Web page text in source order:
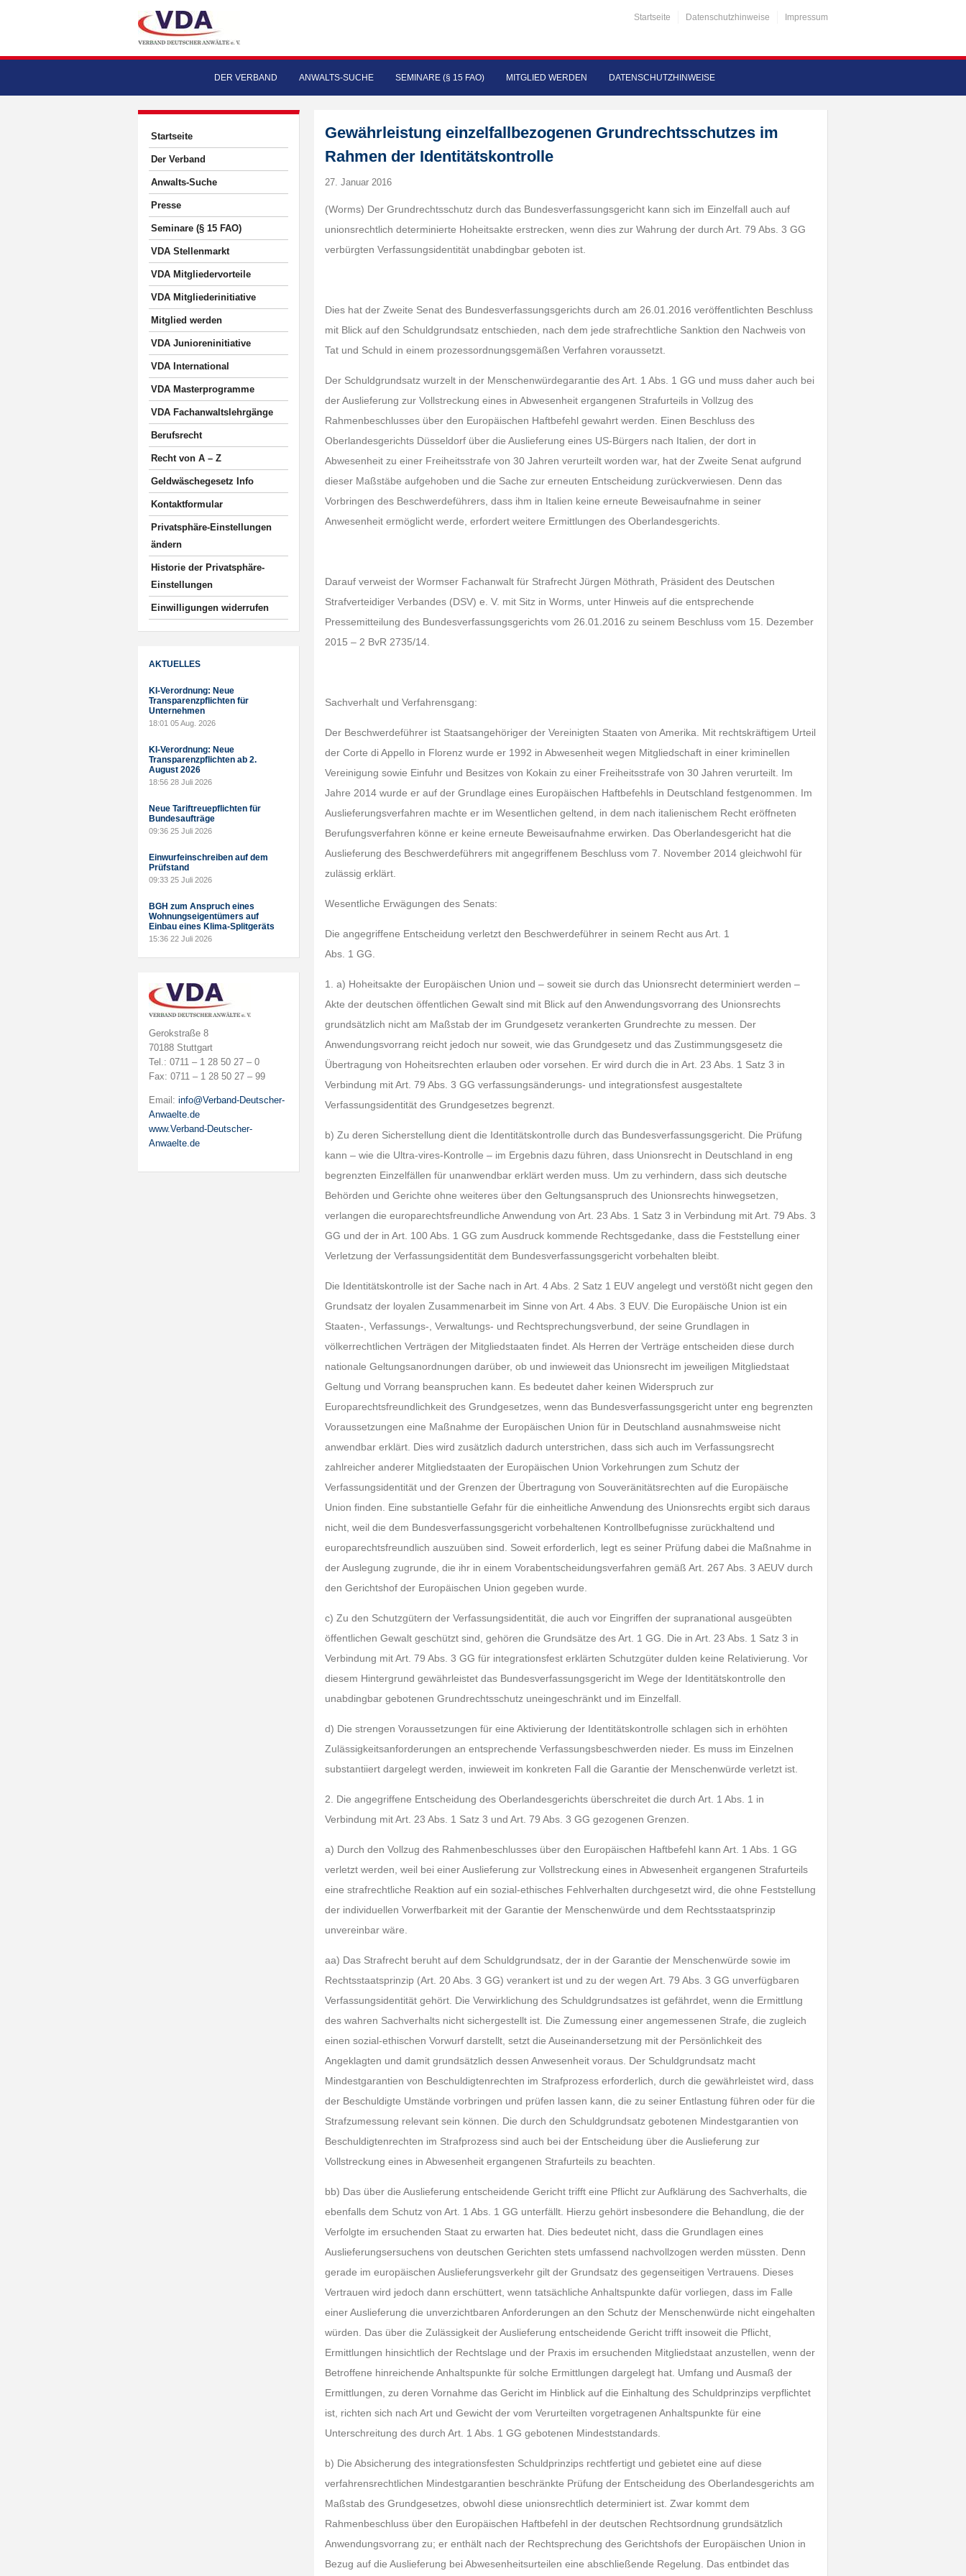
Startseite Datenschutzhinweise Impressum
DER VERBAND ANWALTS-SUCHE SEMINARE (§ 15 FAO) MITGLIED WERDEN DATENSCHUTZHINWEISE
Startseite
Der Verband
Anwalts-Suche
Presse
Seminare (§ 15 FAO)
VDA Stellenmarkt
VDA Mitgliedervorteile
VDA Mitgliederinitiative
Mitglied werden
VDA Junioreninitiative
VDA International
VDA Masterprogramme
VDA Fachanwaltslehrgänge
Berufsrecht
Recht von A – Z
Geldwäschegesetz Info
Kontaktformular
Privatsphäre-Einstellungen
ändern
Historie der Privatsphäre-
Einstellungen
Einwilligungen widerrufen
AKTUELLES
KI-Verordnung: Neue
Transparenzpflichten für
Unternehmen
18:01 05 Aug. 2026
KI-Verordnung: Neue
Transparenzpflichten ab 2.
August 2026
18:56 28 Juli 2026
Neue Tariftreuepflichten für
Bundesaufträge
09:36 25 Juli 2026
Einwurfeinschreiben auf dem
Prüfstand
09:33 25 Juli 2026
BGH zum Anspruch eines
Wohnungseigentümers auf
Einbau eines Klima-Splitgeräts
15:36 22 Juli 2026
Gerokstraße 8
70188 Stuttgart
Tel.: 0711 – 1 28 50 27 – 0
Fax: 0711 – 1 28 50 27 – 99
Email: info@Verband-Deutscher-
Anwaelte.de
www.Verband-Deutscher-
Anwaelte.de
Gewährleistung einzelfallbezogenen Grundrechtsschutzes im
Rahmen der Identitätskontrolle
27. Januar 2016
(Worms) Der Grundrechtsschutz durch das Bundesverfassungsgericht kann sich im Einzelfall auch auf
unionsrechtlich determinierte Hoheitsakte erstrecken, wenn dies zur Wahrung der durch Art. 79 Abs. 3 GG
verbürgten Verfassungsidentität unabdingbar geboten ist.
Dies hat der Zweite Senat des Bundesverfassungsgerichts durch am 26.01.2016 veröffentlichten Beschluss
mit Blick auf den Schuldgrundsatz entschieden, nach dem jede strafrechtliche Sanktion den Nachweis von
Tat und Schuld in einem prozessordnungsgemäßen Verfahren voraussetzt.
Der Schuldgrundsatz wurzelt in der Menschenwürdegarantie des Art. 1 Abs. 1 GG und muss daher auch bei
der Auslieferung zur Vollstreckung eines in Abwesenheit ergangenen Strafurteils in Vollzug des
Rahmenbeschlusses über den Europäischen Haftbefehl gewahrt werden. Einen Beschluss des
Oberlandesgerichts Düsseldorf über die Auslieferung eines US-Bürgers nach Italien, der dort in
Abwesenheit zu einer Freiheitsstrafe von 30 Jahren verurteilt worden war, hat der Zweite Senat aufgrund
dieser Maßstäbe aufgehoben und die Sache zur erneuten Entscheidung zurückverwiesen. Denn das
Vorbringen des Beschwerdeführers, dass ihm in Italien keine erneute Beweisaufnahme in seiner
Anwesenheit ermöglicht werde, erfordert weitere Ermittlungen des Oberlandesgerichts.
Darauf verweist der Wormser Fachanwalt für Strafrecht Jürgen Möthrath, Präsident des Deutschen
Strafverteidiger Verbandes (DSV) e. V. mit Sitz in Worms, unter Hinweis auf die entsprechende
Pressemitteilung des Bundesverfassungsgerichts vom 26.01.2016 zu seinem Beschluss vom 15. Dezember
2015 – 2 BvR 2735/14.
Sachverhalt und Verfahrensgang:
Der Beschwerdeführer ist Staatsangehöriger der Vereinigten Staaten von Amerika. Mit rechtskräftigem Urteil
der Corte di Appello in Florenz wurde er 1992 in Abwesenheit wegen Mitgliedschaft in einer kriminellen
Vereinigung sowie Einfuhr und Besitzes von Kokain zu einer Freiheitsstrafe von 30 Jahren verurteilt. Im
Jahre 2014 wurde er auf der Grundlage eines Europäischen Haftbefehls in Deutschland festgenommen. Im
Auslieferungsverfahren machte er im Wesentlichen geltend, in dem nach italienischem Recht eröffneten
Berufungsverfahren könne er keine erneute Beweisaufnahme erwirken. Das Oberlandesgericht hat die
Auslieferung des Beschwerdeführers mit angegriffenem Beschluss vom 7. November 2014 gleichwohl für
zulässig erklärt.
Wesentliche Erwägungen des Senats:
Die angegriffene Entscheidung verletzt den Beschwerdeführer in seinem Recht aus Art. 1
Abs. 1 GG.
1. a) Hoheitsakte der Europäischen Union und – soweit sie durch das Unionsrecht determiniert werden –
Akte der deutschen öffentlichen Gewalt sind mit Blick auf den Anwendungsvorrang des Unionsrechts
grundsätzlich nicht am Maßstab der im Grundgesetz verankerten Grundrechte zu messen. Der
Anwendungsvorrang reicht jedoch nur soweit, wie das Grundgesetz und das Zustimmungsgesetz die
Übertragung von Hoheitsrechten erlauben oder vorsehen. Er wird durch die in Art. 23 Abs. 1 Satz 3 in
Verbindung mit Art. 79 Abs. 3 GG verfassungsänderungs- und integrationsfest ausgestaltete
Verfassungsidentität des Grundgesetzes begrenzt.
b) Zu deren Sicherstellung dient die Identitätskontrolle durch das Bundesverfassungsgericht. Die Prüfung
kann – wie die Ultra-vires-Kontrolle – im Ergebnis dazu führen, dass Unionsrecht in Deutschland in eng
begrenzten Einzelfällen für unanwendbar erklärt werden muss. Um zu verhindern, dass sich deutsche
Behörden und Gerichte ohne weiteres über den Geltungsanspruch des Unionsrechts hinwegsetzen,
verlangen die europarechtsfreundliche Anwendung von Art. 23 Abs. 1 Satz 3 in Verbindung mit Art. 79 Abs. 3
GG und der in Art. 100 Abs. 1 GG zum Ausdruck kommende Rechtsgedanke, dass die Feststellung einer
Verletzung der Verfassungsidentität dem Bundesverfassungsgericht vorbehalten bleibt.
Die Identitätskontrolle ist der Sache nach in Art. 4 Abs. 2 Satz 1 EUV angelegt und verstößt nicht gegen den
Grundsatz der loyalen Zusammenarbeit im Sinne von Art. 4 Abs. 3 EUV. Die Europäische Union ist ein
Staaten-, Verfassungs-, Verwaltungs- und Rechtsprechungsverbund, der seine Grundlagen in
völkerrechtlichen Verträgen der Mitgliedstaaten findet. Als Herren der Verträge entscheiden diese durch
nationale Geltungsanordnungen darüber, ob und inwieweit das Unionsrecht im jeweiligen Mitgliedstaat
Geltung und Vorrang beanspruchen kann. Es bedeutet daher keinen Widerspruch zur
Europarechtsfreundlichkeit des Grundgesetzes, wenn das Bundesverfassungsgericht unter eng begrenzten
Voraussetzungen eine Maßnahme der Europäischen Union für in Deutschland ausnahmsweise nicht
anwendbar erklärt. Dies wird zusätzlich dadurch unterstrichen, dass sich auch im Verfassungsrecht
zahlreicher anderer Mitgliedstaaten der Europäischen Union Vorkehrungen zum Schutz der
Verfassungsidentität und der Grenzen der Übertragung von Souveränitätsrechten auf die Europäische
Union finden. Eine substantielle Gefahr für die einheitliche Anwendung des Unionsrechts ergibt sich daraus
nicht, weil die dem Bundesverfassungsgericht vorbehaltenen Kontrollbefugnisse zurückhaltend und
europarechtsfreundlich auszuüben sind. Soweit erforderlich, legt es seiner Prüfung dabei die Maßnahme in
der Auslegung zugrunde, die ihr in einem Vorabentscheidungsverfahren gemäß Art. 267 Abs. 3 AEUV durch
den Gerichtshof der Europäischen Union gegeben wurde.
c) Zu den Schutzgütern der Verfassungsidentität, die auch vor Eingriffen der supranational ausgeübten
öffentlichen Gewalt geschützt sind, gehören die Grundsätze des Art. 1 GG. Die in Art. 23 Abs. 1 Satz 3 in
Verbindung mit Art. 79 Abs. 3 GG für integrationsfest erklärten Schutzgüter dulden keine Relativierung. Vor
diesem Hintergrund gewährleistet das Bundesverfassungsgericht im Wege der Identitätskontrolle den
unabdingbar gebotenen Grundrechtsschutz uneingeschränkt und im Einzelfall.
d) Die strengen Voraussetzungen für eine Aktivierung der Identitätskontrolle schlagen sich in erhöhten
Zulässigkeitsanforderungen an entsprechende Verfassungsbeschwerden nieder. Es muss im Einzelnen
substantiiert dargelegt werden, inwieweit im konkreten Fall die Garantie der Menschenwürde verletzt ist.
2. Die angegriffene Entscheidung des Oberlandesgerichts überschreitet die durch Art. 1 Abs. 1 in
Verbindung mit Art. 23 Abs. 1 Satz 3 und Art. 79 Abs. 3 GG gezogenen Grenzen.
a) Durch den Vollzug des Rahmenbeschlusses über den Europäischen Haftbefehl kann Art. 1 Abs. 1 GG
verletzt werden, weil bei einer Auslieferung zur Vollstreckung eines in Abwesenheit ergangenen Strafurteils
eine strafrechtliche Reaktion auf ein sozial-ethisches Fehlverhalten durchgesetzt wird, die ohne Feststellung
der individuellen Vorwerfbarkeit mit der Garantie der Menschenwürde und dem Rechtsstaatsprinzip
unvereinbar wäre.
aa) Das Strafrecht beruht auf dem Schuldgrundsatz, der in der Garantie der Menschenwürde sowie im
Rechtsstaatsprinzip (Art. 20 Abs. 3 GG) verankert ist und zu der wegen Art. 79 Abs. 3 GG unverfügbaren
Verfassungsidentität gehört. Die Verwirklichung des Schuldgrundsatzes ist gefährdet, wenn die Ermittlung
des wahren Sachverhalts nicht sichergestellt ist. Die Zumessung einer angemessenen Strafe, die zugleich
einen sozial-ethischen Vorwurf darstellt, setzt die Auseinandersetzung mit der Persönlichkeit des
Angeklagten und damit grundsätzlich dessen Anwesenheit voraus. Der Schuldgrundsatz macht
Mindestgarantien von Beschuldigtenrechten im Strafprozess erforderlich, durch die gewährleistet wird, dass
der Beschuldigte Umstände vorbringen und prüfen lassen kann, die zu seiner Entlastung führen oder für die
Strafzumessung relevant sein können. Die durch den Schuldgrundsatz gebotenen Mindestgarantien von
Beschuldigtenrechten im Strafprozess sind auch bei der Entscheidung über die Auslieferung zur
Vollstreckung eines in Abwesenheit ergangenen Strafurteils zu beachten.
bb) Das über die Auslieferung entscheidende Gericht trifft eine Pflicht zur Aufklärung des Sachverhalts, die
ebenfalls dem Schutz von Art. 1 Abs. 1 GG unterfällt. Hierzu gehört insbesondere die Behandlung, die der
Verfolgte im ersuchenden Staat zu erwarten hat. Dies bedeutet nicht, dass die Grundlagen eines
Auslieferungsersuchens von deutschen Gerichten stets umfassend nachvollzogen werden müssten. Denn
gerade im europäischen Auslieferungsverkehr gilt der Grundsatz des gegenseitigen Vertrauens. Dieses
Vertrauen wird jedoch dann erschüttert, wenn tatsächliche Anhaltspunkte dafür vorliegen, dass im Falle
einer Auslieferung die unverzichtbaren Anforderungen an den Schutz der Menschenwürde nicht eingehalten
würden. Das über die Zulässigkeit der Auslieferung entscheidende Gericht trifft insoweit die Pflicht,
Ermittlungen hinsichtlich der Rechtslage und der Praxis im ersuchenden Mitgliedstaat anzustellen, wenn der
Betroffene hinreichende Anhaltspunkte für solche Ermittlungen dargelegt hat. Umfang und Ausmaß der
Ermittlungen, zu deren Vornahme das Gericht im Hinblick auf die Einhaltung des Schuldprinzips verpflichtet
ist, richten sich nach Art und Gewicht der vom Verurteilten vorgetragenen Anhaltspunkte für eine
Unterschreitung des durch Art. 1 Abs. 1 GG gebotenen Mindeststandards.
b) Die Absicherung des integrationsfesten Schuldprinzips rechtfertigt und gebietet eine auf diese
verfahrensrechtlichen Mindestgarantien beschränkte Prüfung der Entscheidung des Oberlandesgerichts am
Maßstab des Grundgesetzes, obwohl diese unionsrechtlich determiniert ist. Zwar kommt dem
Rahmenbeschluss über den Europäischen Haftbefehl in der deutschen Rechtsordnung grundsätzlich
Anwendungsvorrang zu; er enthält nach der Rechtsprechung des Gerichtshofs der Europäischen Union in
Bezug auf die Auslieferung bei Abwesenheitsurteilen eine abschließende Regelung. Das entbindet das